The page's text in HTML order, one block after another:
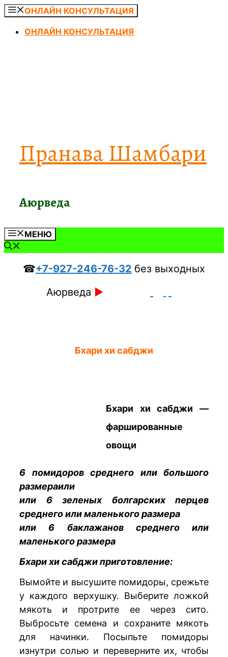
Перейти
содержимому
ОНЛАЙН КОНСУЛЬТАЦИЯ
ОНЛАЙН КОНСУЛЬТАЦИЯ
Пранава Шамбари
Аюрведа
МЕНЮ
☎+7-927-246-76-32 без выходных
Аюрведа ►
Бхари хи сабджи
Бхари хи сабджи —
фаршированные
овощи
6 помидоров среднего или большого
размераили
или 6 зеленых болгарских перцев
среднего или маленького размера
или 6 баклажанов среднего или
маленького размера
Бхари хи сабджи приготовление:
Вымойте и высушите помидоры, срежьте
у каждого верхушку. Выберите ложкой
мякоть и протрите ее через сито.
Выбросьте семена и сохраните мякоть
для начинки. Посыпьте помидоры
изнутри солью и переверните их, чтобы